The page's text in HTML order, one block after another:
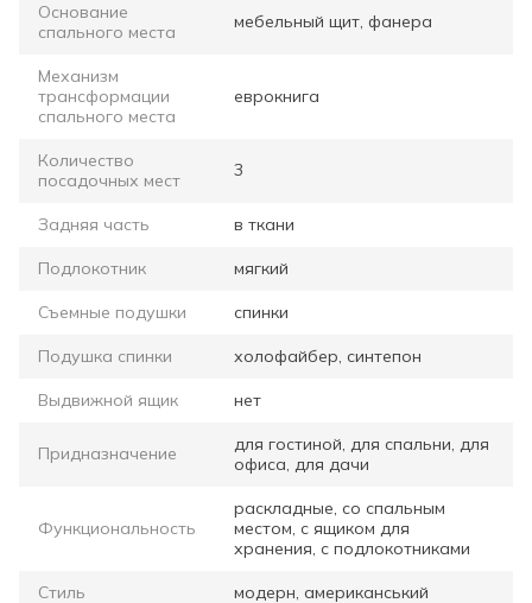
Основание
спального места
мебельный щит, фанера
Механизм
трансформации
спального места
еврокнига
Количество
посадочных мест
3
Задняя часть в ткани
Подлокотник мягкий
Съемные подушки спинки
Подушка спинки холофайбер, синтепон
Выдвижной ящик нет
Придназначение
для гостиной, для спальни, для
офиса, для дачи
Функциональность
раскладные, со спальным
местом, с ящиком для
хранения, с подлокотниками
Стиль модерн, американський